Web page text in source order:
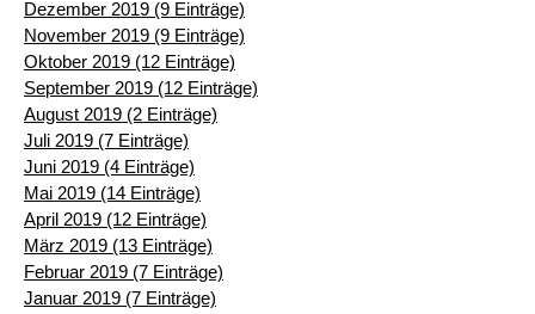
Dezember 2019 (9 Einträge)
November 2019 (9 Einträge)
Oktober 2019 (12 Einträge)
September 2019 (12 Einträge)
August 2019 (2 Einträge)
Juli 2019 (7 Einträge)
Juni 2019 (4 Einträge)
Mai 2019 (14 Einträge)
April 2019 (12 Einträge)
März 2019 (13 Einträge)
Februar 2019 (7 Einträge)
Januar 2019 (7 Einträge)